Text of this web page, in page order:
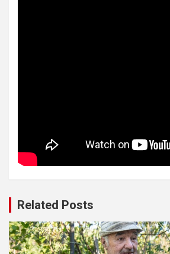
Related Posts